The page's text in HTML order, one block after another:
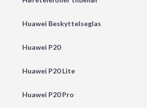
Huawei Beskyttelseglas
Huawei P20
Huawei P20 Lite
Huawei P20 Pro